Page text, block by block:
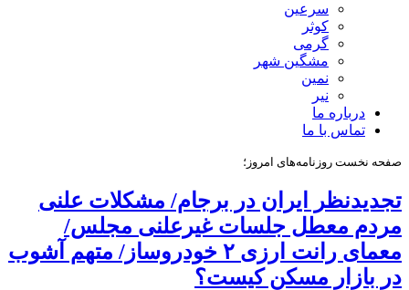
سرعین
کوثر
گرمی
مشگین شهر
نمین
نیر
درباره ما
تماس با ما
صفحه نخست روزنامه‌های امروز؛
تجدیدنظر ایران در برجام/ مشکلات علنی
مردم معطل جلسات غیرعلنی مجلس/
معمای رانت ارزی ۲ خودروساز/ متهم آشوب
در بازار مسکن کیست؟